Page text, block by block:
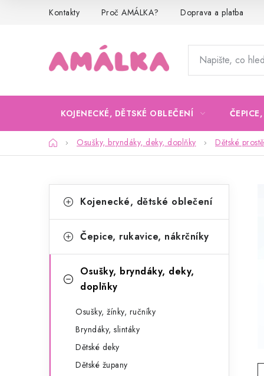
Kontakty Proč AMÁLKA? Doprava a platba
KOJENECKÉ, DĚTSKÉ OBLEČENÍ
DomůOsušky, bryndáky, deky, doplňky Dětské
o
t
kategorie
a
e
Kojenecké, dětské oblečení
Čepice, rukavice, nákrčníky
Osušky, bryndáky, deky,
doplňky
Osušky, žínky, ručníky
Bryndáky, slintáky
Dětské deky
Dětské župany